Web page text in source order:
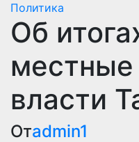
Политика
Об
местные
власти
Отadmin1